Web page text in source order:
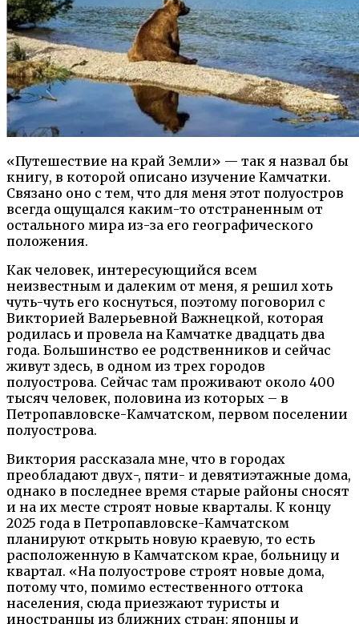
«Путешествие на край Земли» — так я назвал бы
книгу, в которой описано изучение Камчатки.
Связано оно с тем, что для меня этот полуостров
всегда ощущался каким-то отстраненным от
остального мира из-за его географического
положения.
Как человек, интересующийся всем
неизвестным и далеким от меня, я решил хоть
чуть-чуть его коснуться, поэтому поговорил с
Викторией Валерьевной Важнецкой, которая
родилась и провела на Камчатке двадцать два
года. Большинство ее родственников и сейчас
живут здесь, в одном из трех городов
полуострова. Сейчас там проживают около 400
тысяч человек, половина из которых – в
Петропавловске-Камчатском, первом поселении
полуострова.
Виктория рассказала мне, что в городах
преобладают двух-, пяти- и девятиэтажные дома,
однако в последнее время старые районы сносят
и на их месте строят новые кварталы. К концу
2025 года в Петропавловске-Камчатском
планируют открыть новую краевую, то есть
расположенную в Камчатском крае, больницу и
квартал. «На полуострове строят новые дома,
потому что, помимо естественного оттока
населения, сюда приезжают туристы и
иностранцы из ближних стран: японцы и